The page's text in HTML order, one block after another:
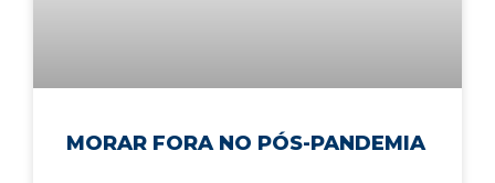
MORAR FORA NO PÓS-PANDEMIA